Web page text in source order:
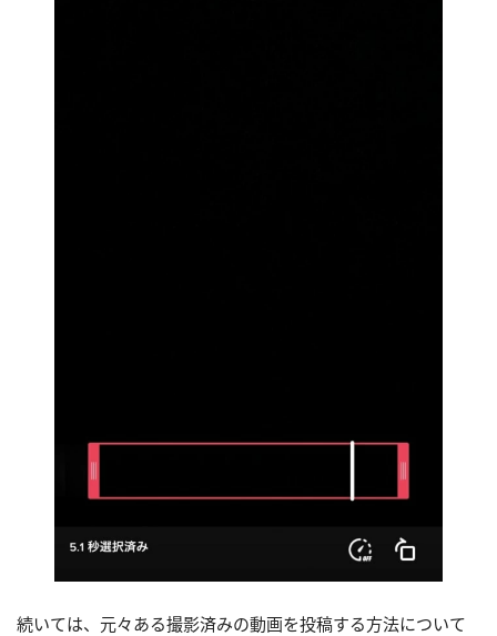
続いては、元々ある撮影済みの動画を投稿する方法について